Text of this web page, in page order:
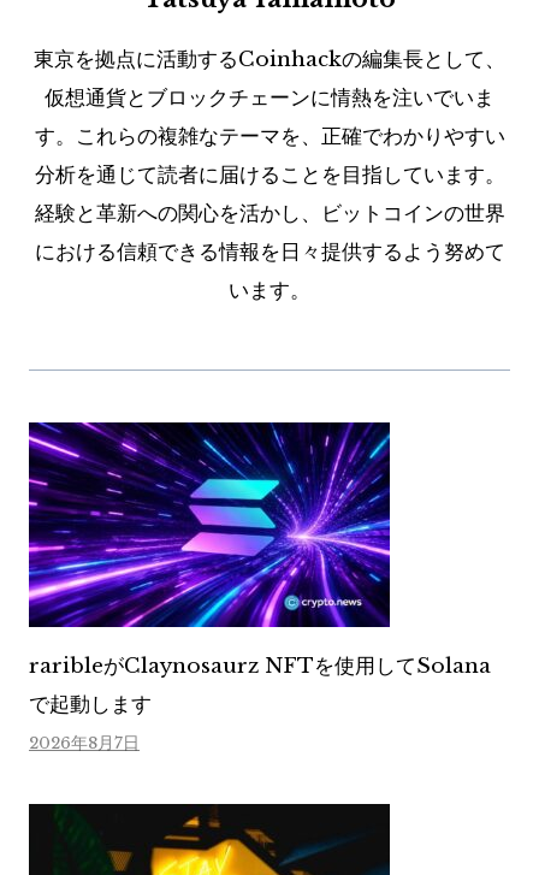
東京を拠点に活動するCoinhackの編集長として、
仮想通貨とブロックチェーンに情熱を注いでいま
す。これらの複雑なテーマを、正確でわかりやすい
分析を通じて読者に届けることを目指しています。
経験と革新への関心を活かし、ビットコインの世界
における信頼できる情報を日々提供するよう努めて
います。
raribleがClaynosaurz NFTを使用してSolana
で起動します
2026年8月7日